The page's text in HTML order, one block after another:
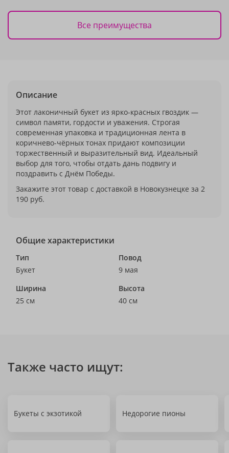
Все преимущества
Описание
Этот лаконичный букет из ярко-красных гвоздик —
символ памяти, гордости и уважения. Строгая
современная упаковка и традиционная лента в
коричнево-чёрных тонах придают композиции
торжественный и выразительный вид. Идеальный
выбор для того, чтобы отдать дань подвигу и
поздравить с Днём Победы.
Закажите этот товар с доставкой в Новокузнецке за 2
190 руб.
Общие характеристики
Тип
Букет
Повод
9 мая
Ширина
25 см
Высота
40 см
Также часто ищут:
Букеты с экзотикой Недорогие пионы